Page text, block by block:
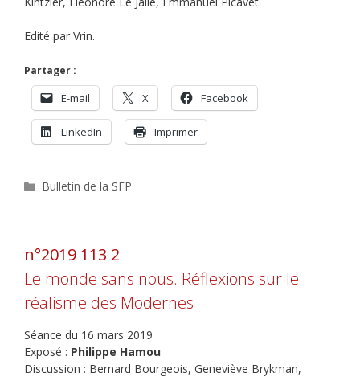
Edité par Vrin.
Partager :
E-mail X Facebook
LinkedIn Imprimer
Catégories
Bulletin de la SFP
n°2019 113 2
Le monde sans nous. Réflexions sur le
réalisme des Modernes
Séance du 16 mars 2019
Exposé : Philippe Hamou
Discussion : Bernard Bourgeois, Geneviève Brykman,